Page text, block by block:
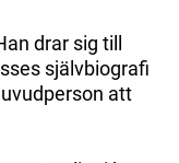
drar sig till
självbiografi
att